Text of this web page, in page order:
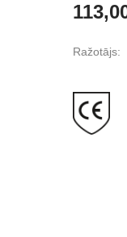
Ražotājs: